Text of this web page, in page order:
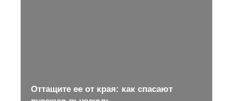
Оттащите ее от края: как спасают